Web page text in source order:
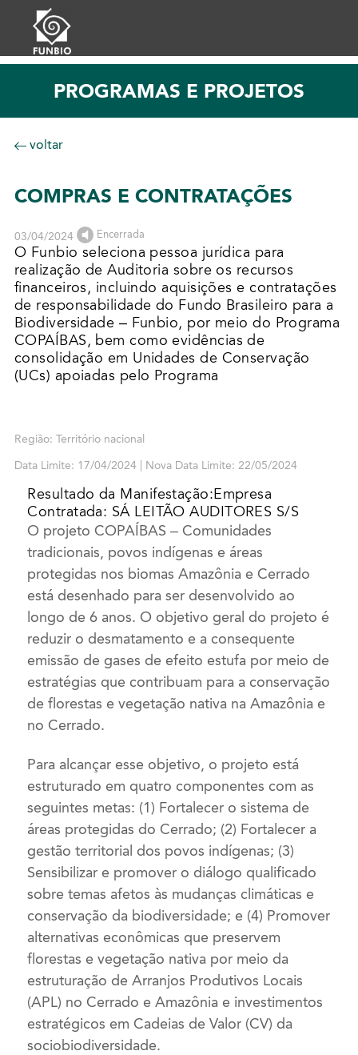
PROGRAMAS E PROJETOS
voltar
COMPRAS E CONTRATAÇÕES
03/04/2024 Encerrada
O Funbio seleciona pessoa jurídica para
realização de Auditoria sobre os recursos
financeiros, incluindo aquisições e contratações
de responsabilidade do Fundo Brasileiro para a
Biodiversidade – Funbio, por meio do Programa
COPAÍBAS, bem como evidências de
consolidação em Unidades de Conservação
(UCs) apoiadas pelo Programa
Região: Território nacional
Data Limite: 17/04/2024 | Nova Data Limite: 22/05/2024
Resultado da Manifestação:Empresa
Contratada: SÁ LEITÃO AUDITORES S/S
O projeto COPAÍBAS – Comunidades
tradicionais, povos indígenas e áreas
protegidas nos biomas Amazônia e Cerrado
está desenhado para ser desenvolvido ao
longo de 6 anos. O objetivo geral do projeto é
reduzir o desmatamento e a consequente
emissão de gases de efeito estufa por meio de
estratégias que contribuam para a conservação
de florestas e vegetação nativa na Amazônia e
no Cerrado.
Para alcançar esse objetivo, o projeto está
estruturado em quatro componentes com as
seguintes metas: (1) Fortalecer o sistema de
áreas protegidas do Cerrado; (2) Fortalecer a
gestão territorial dos povos indígenas; (3)
Sensibilizar e promover o diálogo qualificado
sobre temas afetos às mudanças climáticas e
conservação da biodiversidade; e (4) Promover
alternativas econômicas que preservem
florestas e vegetação nativa por meio da
estruturação de Arranjos Produtivos Locais
(APL) no Cerrado e Amazônia e investimentos
estratégicos em Cadeias de Valor (CV) da
sociobiodiversidade.